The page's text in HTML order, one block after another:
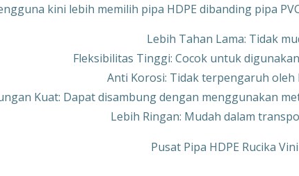
kini lebih memilih pipa HDPE dibanding pipa
Lebih Tahan Lama: Tidak
Fleksibilitas Tinggi: Cocok untuk
Anti Korosi: Tidak terpengaruh
Kuat: Dapat disambung dengan menggunakan
Lebih Ringan: Mudah dalam